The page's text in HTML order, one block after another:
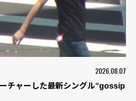
2026.08.07
チャーした最新シングル“gossip